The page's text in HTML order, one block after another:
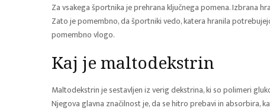
Za vsakega športnika je prehrana ključnega pomena. Izbrana
Zato je pomembno, da športniki vedo, katera hranila
pomembno vlogo.
Kaj je maltodekstrin
Maltodekstrin je sestavljen iz verig dekstrina, ki so polimeri
Njegova glavna značilnost je, da se hitro prebavi in absorbira,